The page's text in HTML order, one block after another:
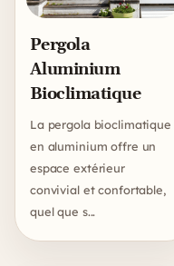
Pergola
Aluminium
Bioclimatique
La pergola bioclimatique
en aluminium offre un
espace extérieur
convivial et confortable,
quel que s...